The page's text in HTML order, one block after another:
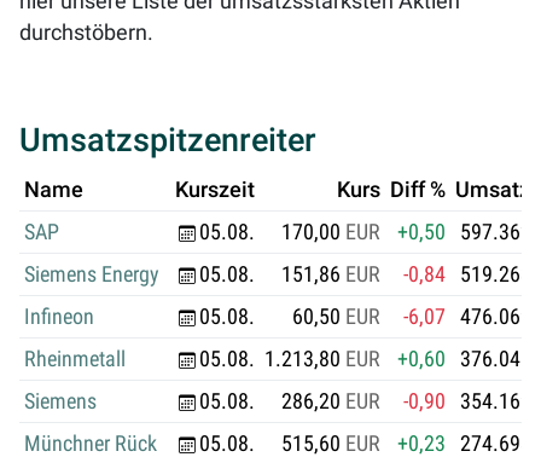
durchstöbern.
Umsatzspitzenreiter
Name Kurszeit Kurs Diff % Umsatz
SAP
05.08. 170,00 EUR +0,50
Siemens Energy
05.08. 151,86 EUR -0,84
Infineon
05.08. 60,50 EUR -6,07
Rheinmetall
05.08. 1.213,80 EUR +0,60
Siemens
05.08. 286,20 EUR -0,90
Münchner Rück
05.08. 515,60 EUR +0,23